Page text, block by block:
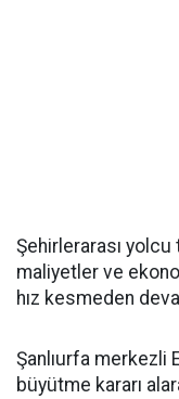
Şehirlerarası yolcu
maliyetler ve
hız kesmeden
Şanlıurfa merkezli
büyütme kararı